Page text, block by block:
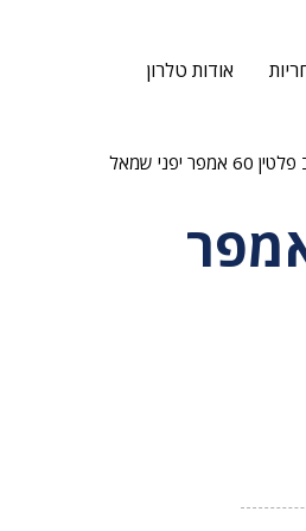
אודות טלרון
יפני שמאל
רכב פלטין 60 אמפר